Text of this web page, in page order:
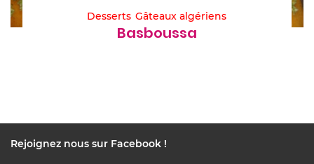
Desserts Gâteaux algériens
Basboussa
Rejoignez nous sur Facebook !